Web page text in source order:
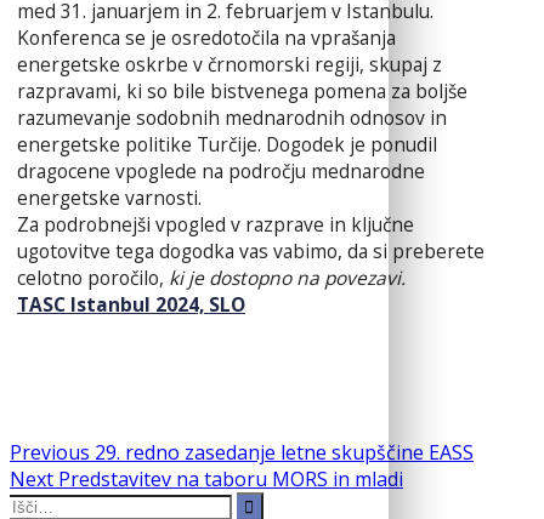
med 31. januarjem in 2. februarjem v Istanbulu.
Konferenca se je osredotočila na vprašanja
energetske oskrbe v črnomorski regiji, skupaj z
razpravami, ki so bile bistvenega pomena za boljše
razumevanje sodobnih mednarodnih odnosov in
energetske politike Turčije. Dogodek je ponudil
dragocene vpoglede na področju mednarodne
energetske varnosti.
Za podrobnejši vpogled v razprave in ključne
ugotovitve tega dogodka vas vabimo, da si preberete
celotno poročilo, ki je dostopno na povezavi.
TASC Istanbul 2024, SLO
Navigacija
prispevka
Previous Previous
post:
29. redno zasedanje letne skupščine EASS
Next Next
post:
Predstavitev na taboru MORS in mladi
Search